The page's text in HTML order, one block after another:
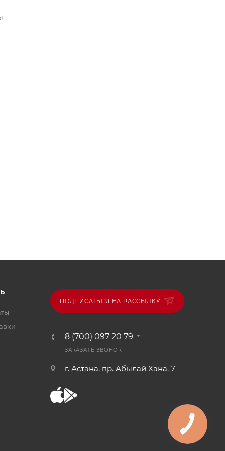
ПОДПИСАТЬСЯ НА РАССЫЛКУ
8 (700) 097 20 79
ЗАКАЗАТЬ ЗВОНОК
г. Астана, пр. Абылай Хана, 7